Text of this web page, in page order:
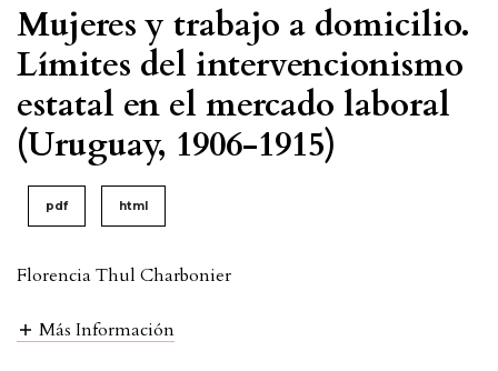
Mujeres y trabajo a domicilio.
Límites del intervencionismo
estatal en el mercado laboral
(Uruguay, 1906-1915)
pdf html
Florencia Thul Charbonier
Más Información